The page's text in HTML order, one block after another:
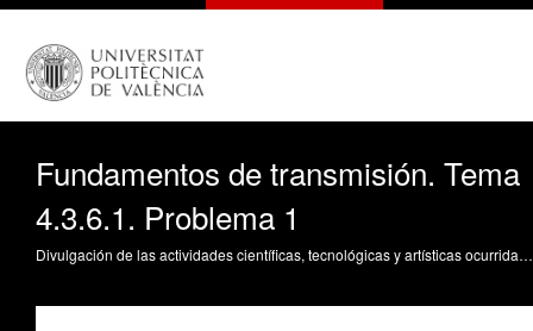
Fundamentos de transmisión. Tema
4.3.6.1. Problema 1
Divulgación de las actividades científicas, tecnológicas y artísticas ocurridas en los tres campus de la UPV